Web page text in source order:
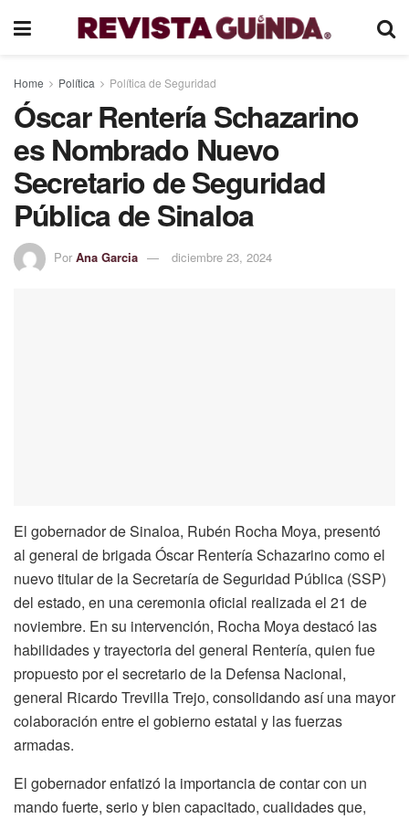
Home Política Política de Seguridad
Óscar Rentería Schazarino
es Nombrado Nuevo
Secretario de Seguridad
Pública de Sinaloa
Por Ana Garcia diciembre 23, 2024
El gobernador de Sinaloa, Rubén Rocha Moya, presentó
al general de brigada Óscar Rentería Schazarino como el
nuevo titular de la Secretaría de Seguridad Pública (SSP)
del estado, en una ceremonia oficial realizada el 21 de
noviembre. En su intervención, Rocha Moya destacó las
habilidades y trayectoria del general Rentería, quien fue
propuesto por el secretario de la Defensa Nacional,
general Ricardo Trevilla Trejo, consolidando así una mayor
colaboración entre el gobierno estatal y las fuerzas
armadas.
El gobernador enfatizó la importancia de contar con un
mando fuerte, serio y bien capacitado, cualidades que,